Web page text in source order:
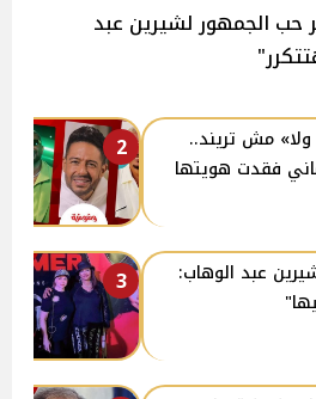
الجمهور لشيرين عبد
2
مش تريند..
فقدت هويتها
3
عبد الوهاب: